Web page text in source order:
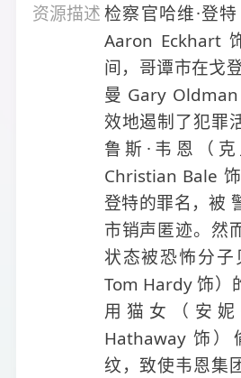
资源描述检察官哈维·登
Aaron Eckhart
间，哥谭市在戈
曼 Gary
效地遏制了犯罪
鲁斯·韦恩（
Christian Bale
登特的罪名，被
市销声匿迹。然
状态被恐怖分子
Tom Hardy 饰）
用猫女（安
Hathaway 饰
纹，致使韦恩集